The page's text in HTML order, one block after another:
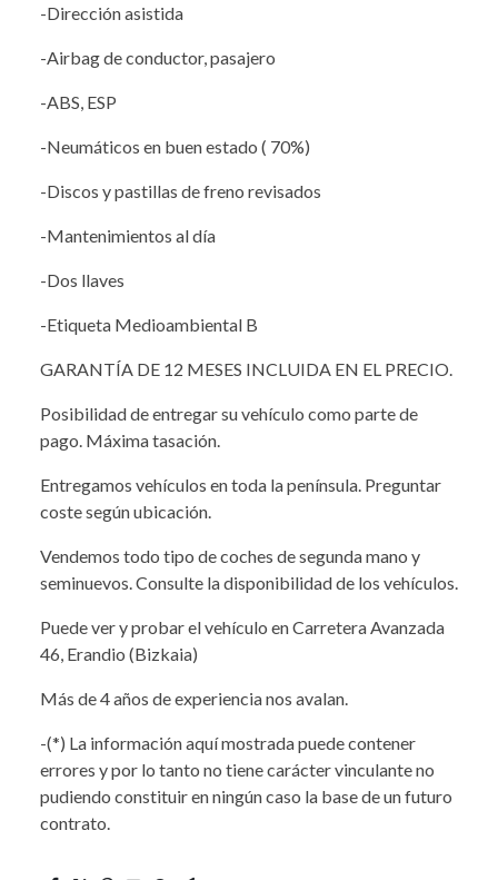
-Dirección asistida
-Airbag de conductor, pasajero
-ABS, ESP
-Neumáticos en buen estado ( 70%)
-Discos y pastillas de freno revisados
-Mantenimientos al día
-Dos llaves
-Etiqueta Medioambiental B
GARANTÍA DE 12 MESES INCLUIDA EN EL PRECIO.
Posibilidad de entregar su vehículo como parte de
pago. Máxima tasación.
Entregamos vehículos en toda la península. Preguntar
coste según ubicación.
Vendemos todo tipo de coches de segunda mano y
seminuevos. Consulte la disponibilidad de los vehículos.
Puede ver y probar el vehículo en Carretera Avanzada
46, Erandio (Bizkaia)
Más de 4 años de experiencia nos avalan.
-(*) La información aquí mostrada puede contener
errores y por lo tanto no tiene carácter vinculante no
pudiendo constituir en ningún caso la base de un futuro
contrato.